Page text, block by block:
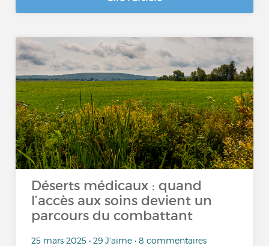
Déserts médicaux : quand
l’accès aux soins devient un
parcours du combattant
25 mars 2025 • 29 J'aime • 8 commentaires